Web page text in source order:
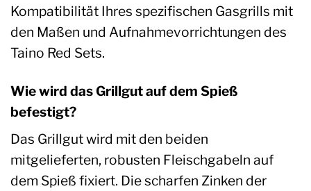
Kompatibilität Ihres spezifischen Gasgrills mit
den Maßen und Aufnahmevorrichtungen des
Taino Red Sets.
Wie wird das Grillgut auf dem Spieß
befestigt?
Das Grillgut wird mit den beiden
mitgelieferten, robusten Fleischgabeln auf
dem Spieß fixiert. Die scharfen Zinken der